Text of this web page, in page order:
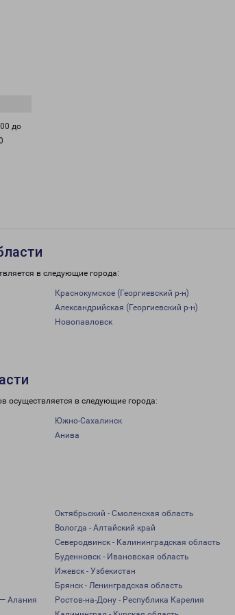
до
в следующие города:
Краснокумское (Георгиевский р-н)
Александрийская (Георгиевский р-н)
Новопавловск
осуществляется в следующие города:
Южно-Сахалинск
Анива
Октябрьский - Смоленская область
Вологда - Алтайский край
Северодвинск - Калининградская область
Буденновск - Ивановская область
Ижевск - Узбекистан
Брянск - Ленинградская область
Алания
Ростов-на-Дону - Республика Карелия